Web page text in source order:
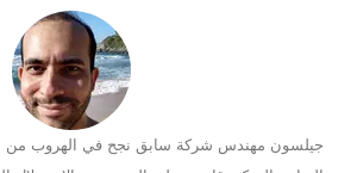
جيلسون مهندس شركة سابق نجح في الهروب من